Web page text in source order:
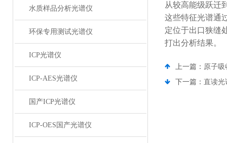
水质样品分析光谱仪
环保专用测试光谱仪
ICP光谱仪
ICP-AES光谱仪
国产ICP光谱仪
ICP-OES国产光谱仪
从较高能级跃迁
这些特征光谱通
定位于出口狭缝
打出分析结果。
上一篇： 原子吸
下一篇： 直读光